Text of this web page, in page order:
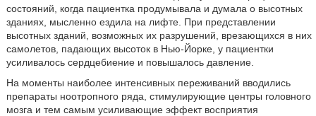
состояний, когда пациентка продумывала и думала о высотных
зданиях, мысленно ездила на лифте. При представлении
высотных зданий, возможных их разрушений, врезающихся в них
самолетов, падающих высоток в Нью-Йорке, у пациентки
усиливалось сердцебиение и повышалось давление.
На моменты наиболее интенсивных переживаний вводились
препараты ноотропного ряда, стимулирующие центры головного
мозга и тем самым усиливающие эффект восприятия